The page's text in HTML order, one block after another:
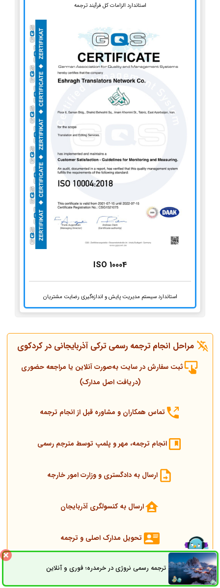
استاندارد الزامات کل فرآیند ترجمه
ISO 10004
استاندارد سیستم مدیریت پایش و اندازه‌گیری رضایت مشتریان
مراحل انجام ترجمه رسمی ترکی آذربایجانی در کردکوی
ثبت سفارش در سایت به‌صورت آنلاین یا مراجعه حضوری
(دریافت اصل مدارک)
تماس همکاران و مشاوره قبل از انجام ترجمه
انجام ترجمه، مهر و پلمپ توسط مترجم رسمی
ارسال به دادگستری و وزارت امور خارجه
ارسال به کنسولگری آذربایجان
تحویل مدارک اصلی و ترجمه
شایان توجه است پشتیبان سفارش همیشه پاسخگوی سؤالات موجود
ترجمه رسمی نروژی در خرمدره؛ فوری و آنلاینثبت سفارش راه های ارتباطی